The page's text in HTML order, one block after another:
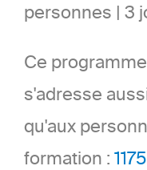
personnes | 3
Ce
s'adresse
qu'aux
formation :